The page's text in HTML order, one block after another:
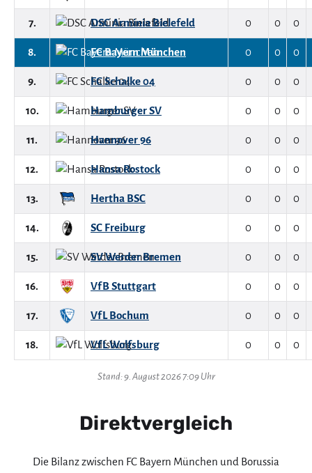
7. DSC Arminia Bielefeld 0 0 0
8. FC Bayern München 0 0 0
9. FC Schalke 04 0 0 0
10. Hamburger SV 0 0 0
11. Hannover 96 0 0 0
12. Hansa Rostock 0 0 0
13. Hertha BSC 0 0 0
14. SC Freiburg 0 0 0
15. SV Werder Bremen 0 0 0
16. VfB Stuttgart 0 0 0
17. VfL Bochum 0 0 0
18. VfL Wolfsburg 0 0 0
Stand: 9. August 2026 7:09 Uhr
Direktvergleich
Die Bilanz zwischen FC Bayern München und Borussia